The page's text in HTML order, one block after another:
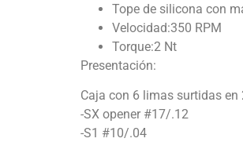
Tope de silicona con
Velocidad:350 RPM
Torque:2 Nt
Presentación:
Caja con 6 limas surtidas en
-SX opener #17/.12
-S1 #10/.04